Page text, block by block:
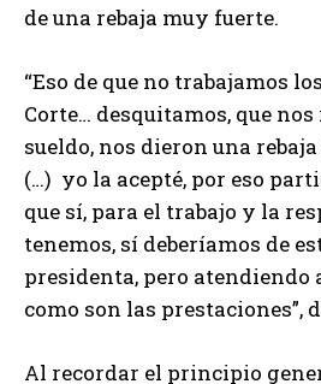
de una rebaja muy fuerte.
“Eso de que no trabajamos
Corte… desquitamos, que
sueldo, nos dieron una
(…) yo la acepté, por eso
que sí, para el trabajo y la
tenemos, sí deberíamos de
presidenta, pero atendiendo
como son las prestaciones”,
Al recordar el principio